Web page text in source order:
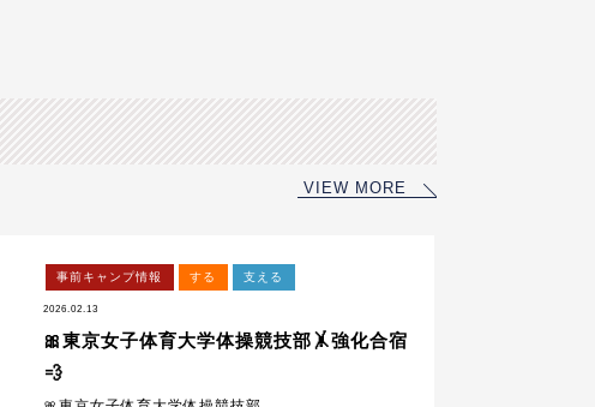
VIEW MORE
事前キャンプ情報 する 支える
2026.02.13
🎀東京女子体育大学体操競技部🤸強化合宿
💨